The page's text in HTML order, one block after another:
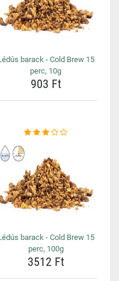
barack - Cold Brew 15
perc, 10g
903 Ft
barack - Cold Brew 15
perc, 100g
3512 Ft